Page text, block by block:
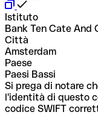
Istituto
Bank Ten Cate And
Città
Amsterdam
Paese
Paesi Bassi
Si prega di notare
l'identità di questo
codice SWIFT